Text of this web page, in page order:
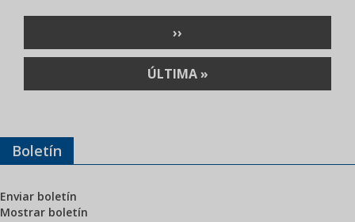
SIGUIENTE
PÁGINA
››
ÚLTIMA
PÁGINA
ÚLTIMA »
Boletín
Enviar boletín
Mostrar boletín